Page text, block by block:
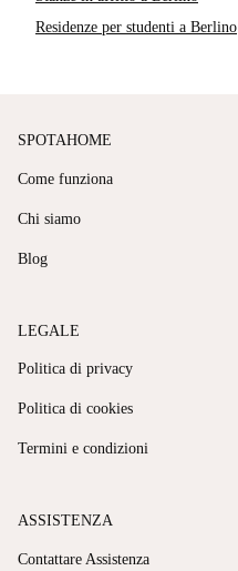
Residenze per studenti a Berlino
SPOTAHOME
Come funziona
Chi siamo
Blog
LEGALE
Politica di privacy
Politica di cookies
Termini e condizioni
ASSISTENZA
Contattare Assistenza